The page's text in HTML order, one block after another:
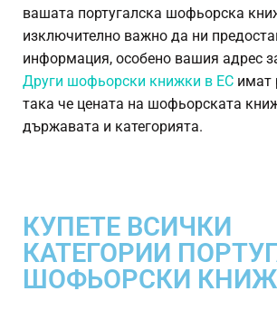
вашата португалска шофьорска
изключително важно да ни
информация, особено вашия адрес
Други шофьорски книжки в ЕС имат
така че цената на шофьорската
държавата и категорията.
КУПЕТЕ ВСИЧКИ
КАТЕГОРИИ
ШОФЬОРСКИ